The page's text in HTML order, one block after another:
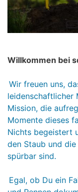
Willkommen bei
Wir freuen uns,
leidenschaftlicher
Mission, die
Momente dieses
Nichts begeistert
den Staub und
spürbar sind.
Egal, ob Du ein